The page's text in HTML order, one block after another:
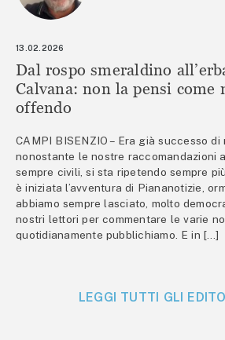
13.02.2026
Dal rospo smeraldino
Calvana: non la pensi come
offendo
CAMPI BISENZIO – Era già successo di
nonostante le nostre raccomandazioni
sempre civili, si sta ripetendo sempre
è iniziata l’avventura di Piananotizie,
abbiamo sempre lasciato, molto
nostri lettori per commentare le varie
quotidianamente pubblichiamo. E in […]
LEGGI TUTTI GLI